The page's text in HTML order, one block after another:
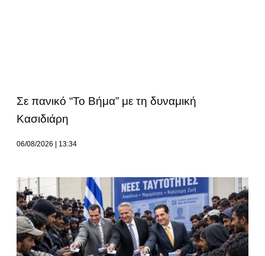
Σε πανικό “Το Βήμα” με τη δυναμική
Κασιδιάρη
06/08/2026 13:34